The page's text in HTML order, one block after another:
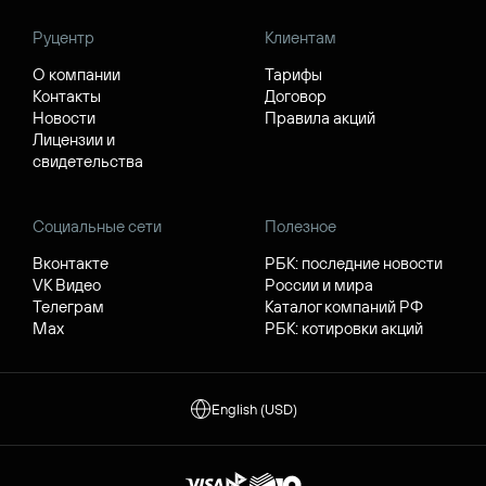
Руцентр
О компании
Контакты
Новости
Лицензии и
свидетельства
Клиентам
Тарифы
Договор
Правила акций
Социальные сети
Вконтакте
VK Видео
Телеграм
Max
Полезное
РБК: последние новости
России и мира
Каталог компаний РФ
РБК: котировки акций
English (USD)